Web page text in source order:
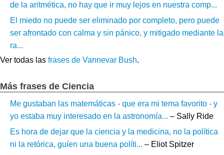
de la aritmética, no hay que ir muy lejos en nuestra comp...
El miedo no puede ser eliminado por completo, pero puede
ser afrontado con calma y sin pánico, y mitigado mediante la
ra...
Ver todas las frases de Vannevar Bush.
Más frases de Ciencia
Me gustaban las matemáticas - que era mi tema favorito - y
yo estaba muy interesado en la astronomía... – Sally Ride
Es hora de dejar que la ciencia y la medicina, no la política
ni la retórica, guíen una buena políti... – Eliot Spitzer